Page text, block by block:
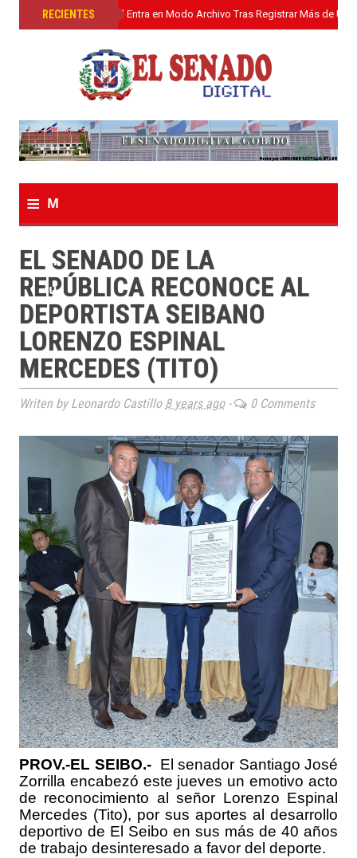
RECIENTES
»El Senado Digital Entra en Modo Archivo Tras Registrar Más de Un
≡ M
e
n
u
EL SENADO DE LA
REPÚBLICA RECONOCE AL
DEPORTISTA SEIBANO
LORENZO ESPINAL
MERCEDES (TITO)
Writen by Leonardo Castillo 8 years ago- 0 Comments
PROV.-EL SEIBO.- El senador Santiago José
Zorrilla encabezó este jueves un emotivo acto
de reconocimiento al señor Lorenzo Espinal
Mercedes (Tito), por sus aportes al desarrollo
deportivo de El Seibo en sus más de 40 años
de trabajo desinteresado a favor del deporte.